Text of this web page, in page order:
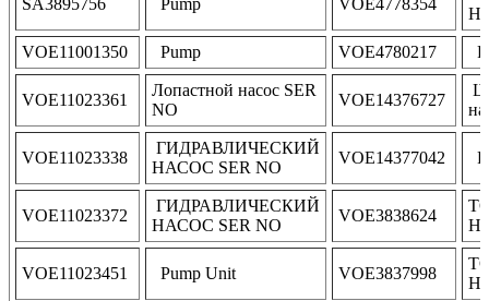
VOE11001350 Pump VOE4780217
VOE11023361
Лопастной насос SER
NO
VOE14376727
VOE11023338
ГИДРАВЛИЧЕСКИЙ
НАСОС SER NO
VOE14377042
VOE11023372
ГИДРАВЛИЧЕСКИЙ
НАСОС SER NO
VOE3838624
VOE11023451 Pump Unit VOE3837998